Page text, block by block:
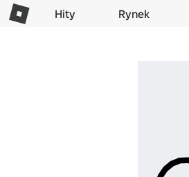
Hity Rynek